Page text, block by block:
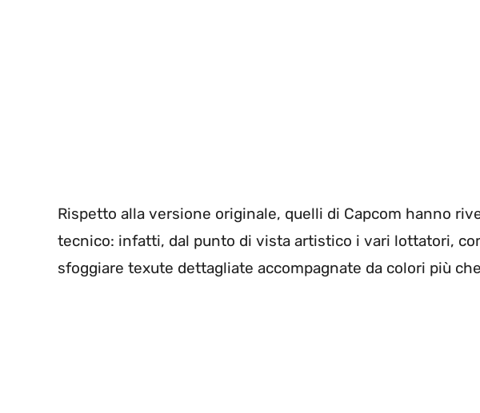
Rispetto alla versione originale, quelli di Capcom hanno
tecnico: infatti, dal punto di vista artistico i vari lottatori,
sfoggiare texute dettagliate accompagnate da colori più